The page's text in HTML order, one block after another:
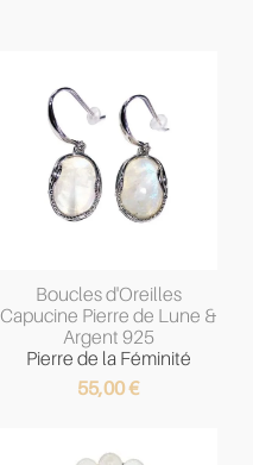
Boucles d'Oreilles
Capucine Pierre de Lune &
Argent 925
Pierre de la Féminité
55,00€